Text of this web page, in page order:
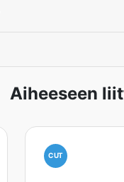
Aiheeseen
CUT